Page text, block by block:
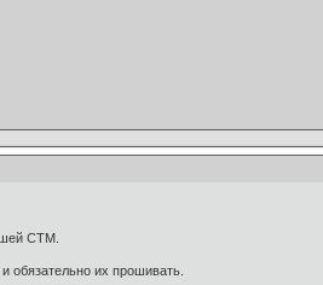
СТМ.
обязательно их прошивать.